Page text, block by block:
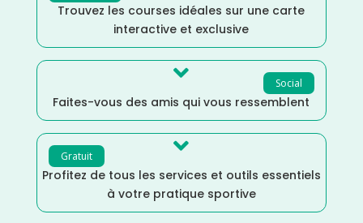
Trouvez les courses idéales sur une carte
interactive et exclusive
Social

Faites-vous des amis qui vous ressemblent
Gratuit 
Profitez de tous les services et outils essentiels
à votre pratique sportive